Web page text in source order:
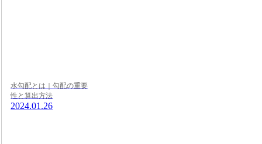
水勾配とは｜勾配の重要
性と算出方法
2024.01.26